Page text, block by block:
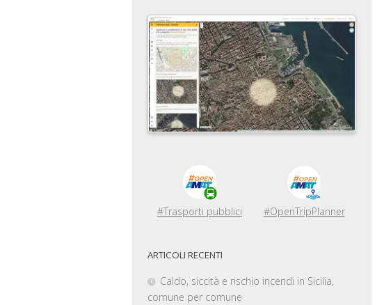
#Trasporti pubblici #OpenTripPlanner
ARTICOLI RECENTI
Caldo, siccità e rischio incendi in Sicilia,
comune per comune